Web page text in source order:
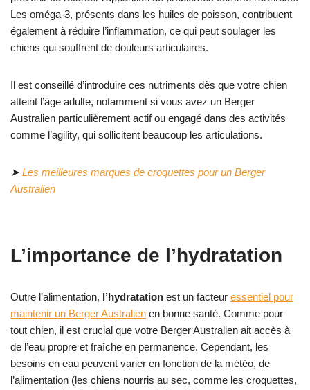
Les oméga-3, présents dans les huiles de poisson, contribuent
également à réduire l’inflammation, ce qui peut soulager les
chiens qui souffrent de douleurs articulaires.
Il est conseillé d’introduire ces nutriments dès que votre chien
atteint l’âge adulte, notamment si vous avez un Berger
Australien particulièrement actif ou engagé dans des activités
comme l’agility, qui sollicitent beaucoup les articulations.
➤ Les meilleures marques de croquettes pour un Berger
Australien
L’importance de l’hydratation
Outre l’alimentation, l’hydratation est un facteur essentiel pour
maintenir un Berger Australien en bonne santé. Comme pour
tout chien, il est crucial que votre Berger Australien ait accès à
de l’eau propre et fraîche en permanence. Cependant, les
besoins en eau peuvent varier en fonction de la météo, de
l’alimentation (les chiens nourris au sec, comme les croquettes,